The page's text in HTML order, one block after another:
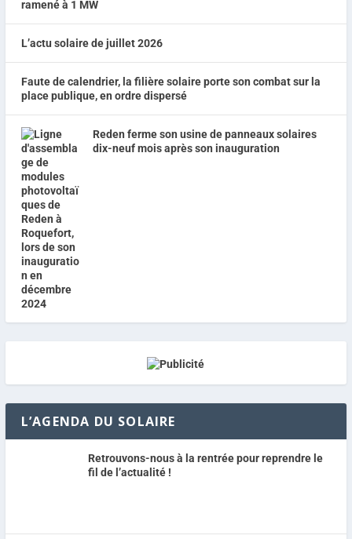
ramené à 1 MW
L’actu solaire de juillet 2026
Faute de calendrier, la filière solaire porte son combat sur la
place publique, en ordre dispersé
Reden ferme son usine de panneaux solaires
dix-neuf mois après son inauguration
L’AGENDA DU SOLAIRE
Retrouvons-nous à la rentrée pour reprendre le
fil de l’actualité !